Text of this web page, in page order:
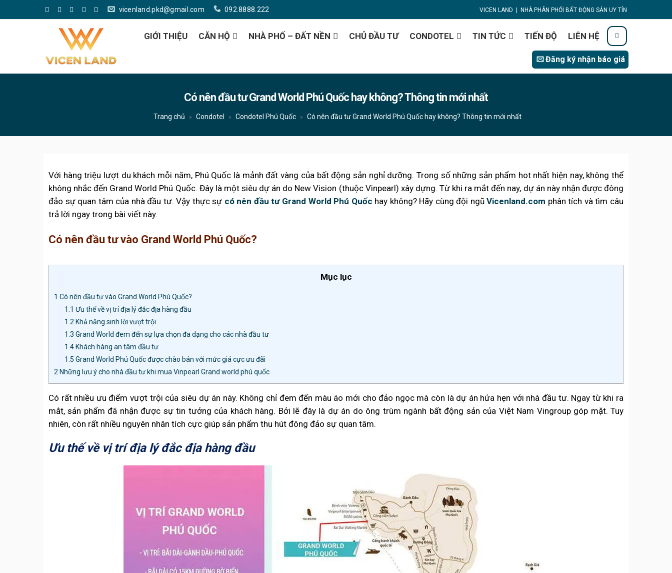
vicenland.pkd@gmail.com 092.8888.222 VICEN LAND | NHÀ PHÂN PHỐI BẤT ĐỘNG SẢN UY TÍN
GIỚI THIỆU CĂN HỘ NHÀ PHỐ – ĐẤT NỀN CHỦ ĐẦU TƯ CONDOTEL TIN TỨC TIẾN ĐỘ LIÊN HỆ
Đăng ký nhận báo giá
Có nên đầu tư Grand World Phú Quốc hay không? Thông tin mới nhất
Trang chủ » Condotel » Condotel Phú Quốc » Có nên đầu tư Grand World Phú Quốc hay không? Thông tin mới nhất
Với hàng triệu lượt du khách mỗi năm, Phú Quốc là mảnh đất vàng của bất động sản nghỉ dưỡng. Trong số những sản phẩm hot nhất hiện nay, không thể
không nhắc đến Grand World Phú Quốc. Đây là một siêu dự án do New Vision (thuộc Vinpearl) xây dựng. Từ khi ra mắt đến nay, dự án này nhận được đông
đảo sự quan tâm của nhà đầu tư. Vậy thực sự có nên đầu tư Grand World Phú Quốc hay không? Hãy cùng đội ngũVicenland.com phân tích và tìm câu
trả lời ngay trong bài viết này.
Có nên đầu tư vào Grand World Phú Quốc?
Mục lục
1 Có nên đầu tư vào Grand World Phú Quốc?
1.1 Ưu thế về vị trí địa lý đắc địa hàng đầu
1.2 Khả năng sinh lời vượt trội
1.3 Grand World đem đến sự lựa chọn đa dạng cho các nhà đầu tư
1.4 Khách hàng an tâm đầu tư
1.5 Grand World Phú Quốc được chào bán với mức giá cực ưu đãi
2 Những lưu ý cho nhà đầu tư khi mua Vinpearl Grand world phú quốc
Có rất nhiều ưu điểm vượt trội của siêu dự án này. Không chỉ đem đến màu áo mới cho đảo ngọc mà còn là dự án hứa hẹn với nhà đầu tư. Ngay từ khi ra
mắt, sản phẩm đã nhận được sự tin tưởng của khách hàng. Bởi lẽ đây là dự án do ông trùm ngành bất động sản của Việt Nam Vingroup góp mặt. Tuy
nhiên, còn rất nhiều nguyên nhân tích cực giúp sản phẩm thu hút đông đảo sự quan tâm.
Ưu thế về vị trí địa lý đắc địa hàng đầu